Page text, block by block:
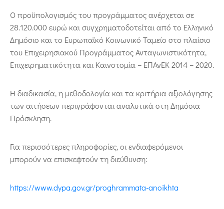
Ο προϋπολογισμός του προγράμματος ανέρχεται σε
28.120.000 ευρώ και συγχρηματοδοτείται από το Ελληνικό
Δημόσιο και το Ευρωπαϊκό Κοινωνικό Ταμείο στο πλαίσιο
του Επιχειρησιακού Προγράμματος Ανταγωνιστικότητα,
Επιχειρηματικότητα και Καινοτομία – ΕΠΑνΕΚ 2014 – 2020.
Η διαδικασία, η μεθοδολογία και τα κριτήρια αξιολόγησης
των αιτήσεων περιγράφονται αναλυτικά στη Δημόσια
Πρόσκληση.
Για περισσότερες πληροφορίες, οι ενδιαφερόμενοι
μπορούν να επισκεφτούν τη διεύθυνση:
https://www.dypa.gov.gr/proghrammata-anoikhta